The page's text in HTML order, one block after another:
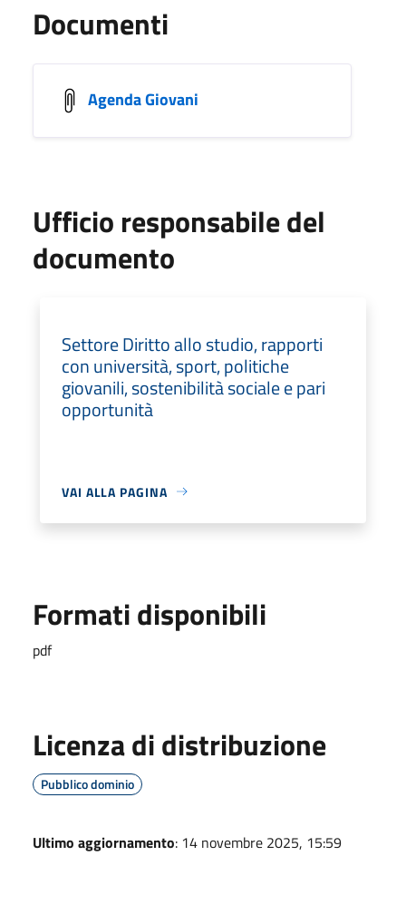
Documenti
Agenda Giovani
Ufficio responsabile del
documento
Settore Diritto allo studio, rapporti
con università, sport, politiche
giovanili, sostenibilità sociale e pari
opportunità
VAI ALLA PAGINA
Formati disponibili
pdf
Licenza di distribuzione
Pubblico dominio
Ultimo aggiornamento: 14 novembre 2025, 15:59